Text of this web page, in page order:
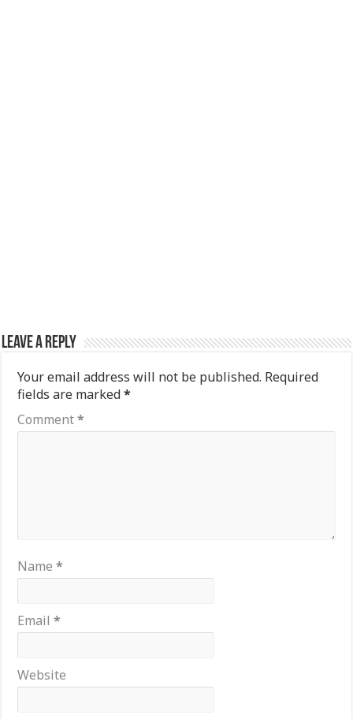
Leave a Reply
Your email address will not be published. Required
fields are marked*
Comment*
Name*
Email*
Website